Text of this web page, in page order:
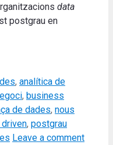
data
postgrau en
, analítica de
, business
de dades, nous
, postgrau
Leave a comment